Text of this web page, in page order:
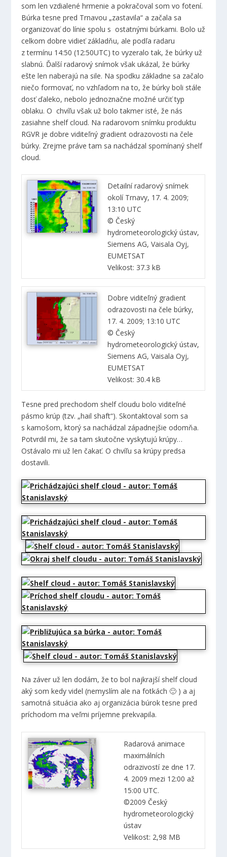
som len vzdialené hrmenie a pokračoval som vo fotení.
Búrka tesne pred Trnavou „zastavila“ a začala sa
organizovať do línie spolu s ostatnými búrkami. Bolo už
celkom dobre vidieť základňu, ale podľa radaru
z termínu 14:50 (12:50UTC) to vyzeralo tak, že búrky už
slabnú. Ďalší radarový snímok však ukázal, že búrky
ešte len naberajú na sile. Na spodku základne sa začalo
niečo formovať, no vzhľadom na to, že búrky boli stále
dosť ďaleko, nebolo jednoznačne možné určiť typ
oblaku. O chvíľu však už bolo takmer isté, že nás
zasiahne shelf cloud. Na radarovom snímku produktu
RGVR je dobre viditeľný gradient odrazovosti na čele
búrky. Zrejme práve tam sa nachádzal spomínaný shelf
cloud.
Detailní radarový snímek
okolí Trnavy, 17. 4. 2009;
13:10 UTC
© Český
hydrometeorologický ústav,
Siemens AG, Vaisala Oyj,
EUMETSAT
Velikost: 37.3 kB
Dobre viditeľný gradient
odrazovosti na čele búrky,
17. 4. 2009; 13:10 UTC
© Český
hydrometeorologický ústav,
Siemens AG, Vaisala Oyj,
EUMETSAT
Velikost: 30.4 kB
Tesne pred prechodom shelf cloudu bolo viditeľné
pásmo krúp (tzv. „hail shaft“). Skontaktoval som sa
s kamošom, ktorý sa nachádzal západnejšie odomňa.
Potvrdil mi, že sa tam skutočne vyskytujú krúpy…
Ostávalo mi už len čakať. O chvíľu sa krúpy predsa
dostavili.
Na záver už len dodám, že to bol najkrajší shelf cloud
aký som kedy videl (nemyslím ale na fotkách 🙂 ) a aj
samotná situácia ako aj organizácia búrok tesne pred
príchodom ma veľmi príjemne prekvapila.
Radarová animace
maximálních
odrazivostí ze dne 17.
4. 2009 mezi 12:00 až
15:00 UTC.
©2009 Český
hydrometeorologický
ústav
Velikost: 2,98 MB